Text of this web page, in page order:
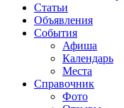
Статьи
Объявления
События
Афиша
Календарь
Места
Справочник
Фото